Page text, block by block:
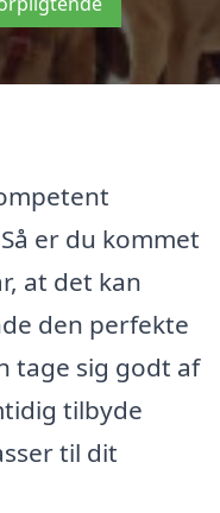
er du kommet
at det kan
den perfekte
tage sig godt af
tilbyde
til dit